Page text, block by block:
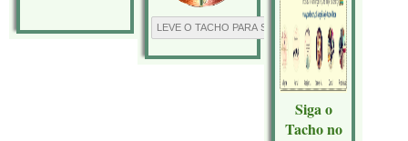
Siga o
Tacho no